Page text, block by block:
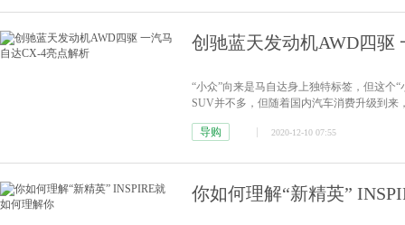
创驰蓝天发动机AWD四驱
“小众”向来是马自达身上独特标签，但这个
SUV并不多，但随着国内汽车消费升级到
导购
2020-12-10 07:55
你如何理解“新精英”